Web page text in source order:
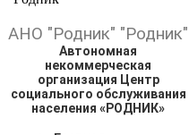
АНО "Родник" "Родник"
Автономная
некоммерческая
организация Центр
социального обслуживания
населения «РОДНИК»